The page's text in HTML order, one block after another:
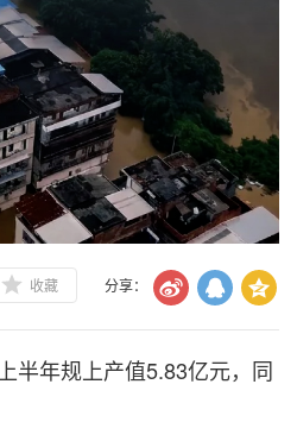
收藏 分享：
半年规上产值5.83亿元，同